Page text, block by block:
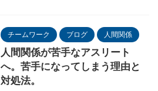
チームワーク ブログ 人間関係
人間関係が苦手なアスリート
へ。苦手になってしまう理由と
対処法。